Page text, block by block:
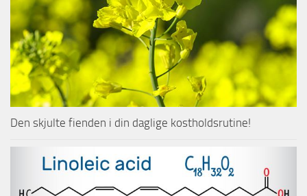
Den skjulte fienden i din daglige kostholdsrutine!